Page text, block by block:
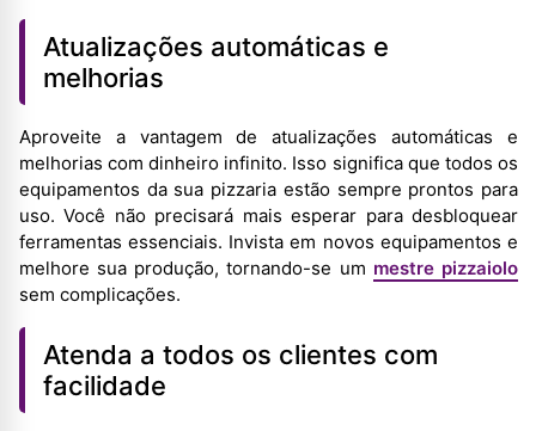
Atualizações automáticas e
melhorias
Aproveite a vantagem de atualizações automáticas e
melhorias com dinheiro infinito. Isso significa que todos os
equipamentos da sua pizzaria estão sempre prontos para
uso. Você não precisará mais esperar para desbloquear
ferramentas essenciais. Invista em novos equipamentos e
melhore sua produção, tornando-se um mestre pizzaiolo
sem complicações.
Atenda a todos os clientes com
facilidade